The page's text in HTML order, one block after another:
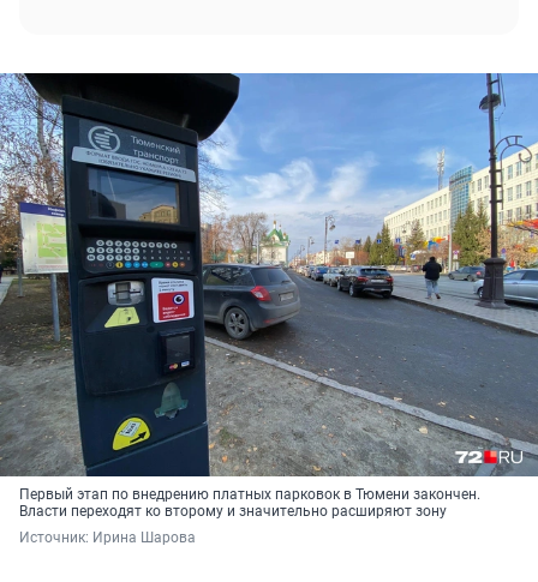
Первый этап по внедрению платных парковок в Тюмени закончен.
Власти переходят ко второму и значительно расширяют зону
Источник: Ирина Шарова